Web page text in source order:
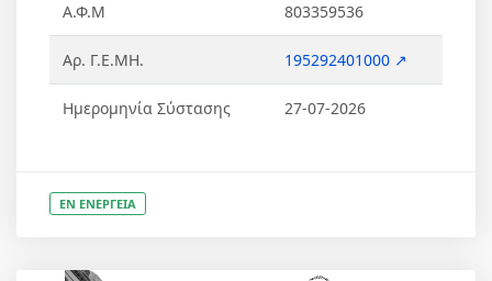
Α.Φ.Μ 803359536
Αρ. Γ.Ε.ΜΗ. 195292401000 ↗
Ημερομηνία Σύστασης 27-07-2026
ΕΝ ΕΝΕΡΓΕΙΑ